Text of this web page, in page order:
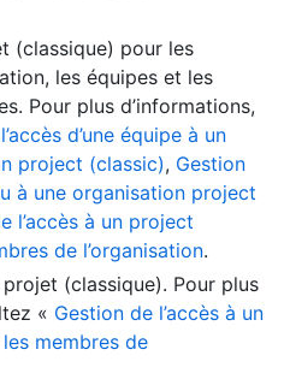
(classique) pour les
les équipes et les
Pour plus d’informations,
d’une équipe à un
project (classic), Gestion
à une organisation project
l’accès à un project
de l’organisation.
(classique). Pour plus
« Gestion de l’accès à un
membres de